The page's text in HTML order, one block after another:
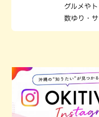
グルメや
数ゆり・サ